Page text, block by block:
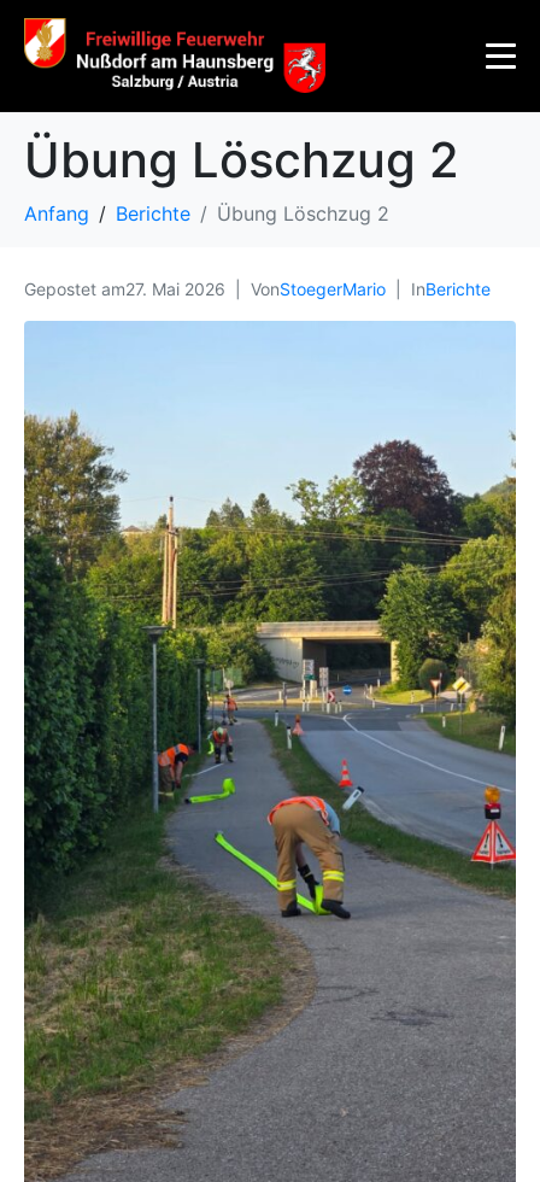
Übung Löschzug 2
Anfang Berichte Übung Löschzug 2
Gepostet am27. Mai 2026 VonStoegerMario InBerichte